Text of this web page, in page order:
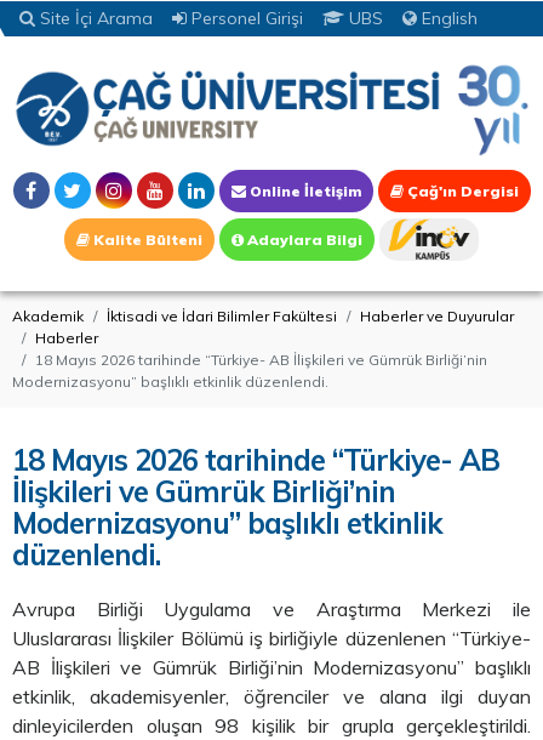
Site İçi Arama Personel Girişi UBS English
Online İletişim Çağ'ın Dergisi
Kalite Bülteni Adaylara Bilgi
Akademik İktisadi ve İdari Bilimler Fakültesi
Haberler ve Duyurular
Haberler
18 Mayıs 2026 tarihinde “Türkiye- AB İlişkileri ve Gümrük Birliği’nin
Modernizasyonu” başlıklı etkinlik düzenlendi.
18 Mayıs 2026 tarihinde “Türkiye- AB
İlişkileri ve Gümrük Birliği’nin
Modernizasyonu” başlıklı etkinlik
düzenlendi.
Avrupa Birliği Uygulama ve Araştırma Merkezi ile
Uluslararası İlişkiler Bölümü iş birliğiyle düzenlenen “Türkiye-
AB İlişkileri ve Gümrük Birliği’nin Modernizasyonu” başlıklı
etkinlik, akademisyenler, öğrenciler ve alana ilgi duyan
dinleyicilerden oluşan 98 kişilik bir grupla gerçekleştirildi.